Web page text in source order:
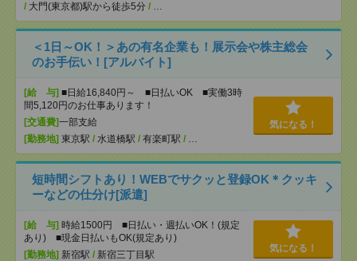
/ 大門(東京都)駅から徒歩5分 / …
＜1日～OK！＞あの有名企業も！展示会や株主総会
のお手伝い！[アルバイト]
[給 与] ■日給16,840円～ ■日払いOK ■実働3時
間5,120円のお仕事あります！
[交通費]一部支給
[勤務地] 東京駅 / 水道橋駅 / 有楽町駅 / …
気になる！
短時間シフトあり！WEBでサクッと登録OK＊クッキ
ーなどの仕分け[派遣]
[給 与] 時給1500円 ■日払い・週払いOK！(規定
あり) ■現金日払いもOK(規定あり)
[勤務地] 新宿駅 / 新宿三丁目駅
気になる！